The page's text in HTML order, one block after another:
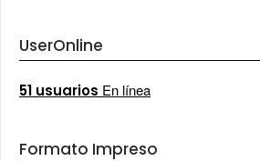
UserOnline
51 usuarios En línea
Formato Impreso